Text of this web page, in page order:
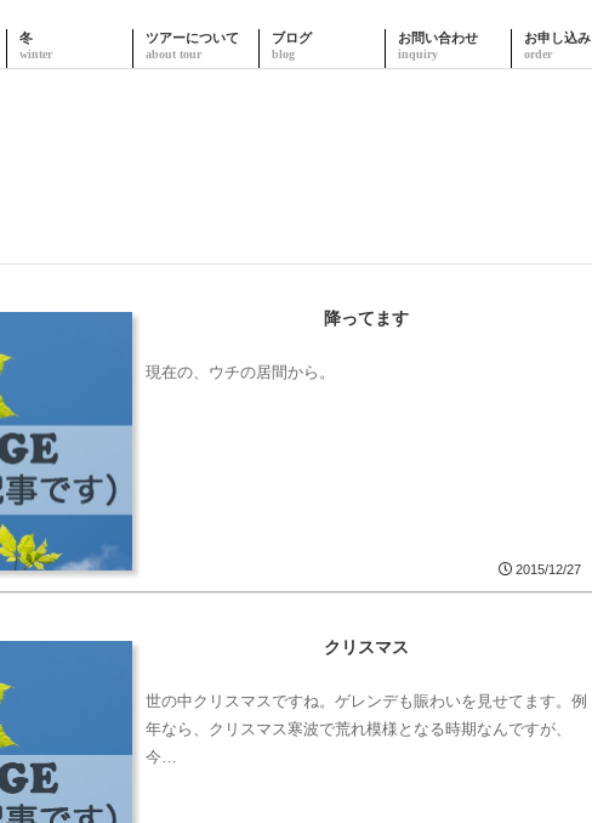
冬 ツアーについて ブログ お問い合わせ お申し込み
降ってます
現在の、ウチの居間から。
2015/12/27
クリスマス
世の中クリスマスですね。ゲレンデも賑わいを見せてます。例
年なら、クリスマス寒波で荒れ模様となる時期なんですが、
今…